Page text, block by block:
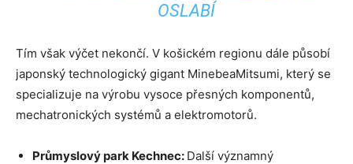
OSLABÍ
Tím však výčet nekončí. V košickém regionu dále působí
japonský technologický gigant MinebeaMitsumi, který se
specializuje na výrobu vysoce přesných komponentů,
mechatronických systémů a elektromotorů.
Průmyslový park Kechnec: Další významný